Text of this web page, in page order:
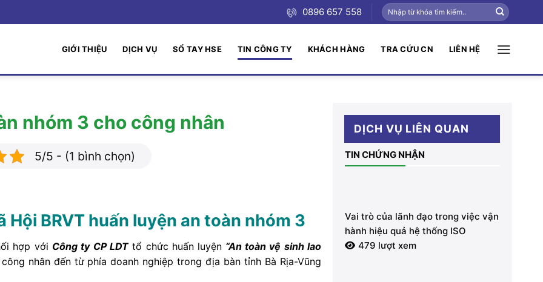
0896 657 558
GIỚI THIỆU DỊCH VỤ SỔ TAY HSE TIN CÔNG TY KHÁCH HÀNG TRA CỨU CN LIÊN HỆ
nhóm 3 cho công nhân
5/5 - (1 bình chọn)
Hội BRVT huấn luyện an toàn nhóm 3
hợp với Công ty CP LDTtổ chức huấn luyện “An toàn vệ sinh lao
nhân đến từ phía doanh nghiệp trong địa bàn tỉnh Bà Rịa-Vũng
DỊCH VỤ LIÊN QUAN
TIN CHỨNG NHẬN
Vai trò của lãnh đạo trong việc vận
hành hiệu quả hệ thống ISO
479 lượt xem